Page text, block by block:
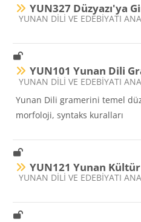
YUN327 Düzyazı'ya
Ders kategorisi
YUNAN DİLİ VE EDEBİYATI
YUN101 Yunan Dili
Ders kategorisi
YUNAN DİLİ VE EDEBİYATI
Yunan Dili gramerini temel
morfoloji, syntaks kuralları
YUN121 Yunan
Ders kategorisi
YUNAN DİLİ VE EDEBİYATI